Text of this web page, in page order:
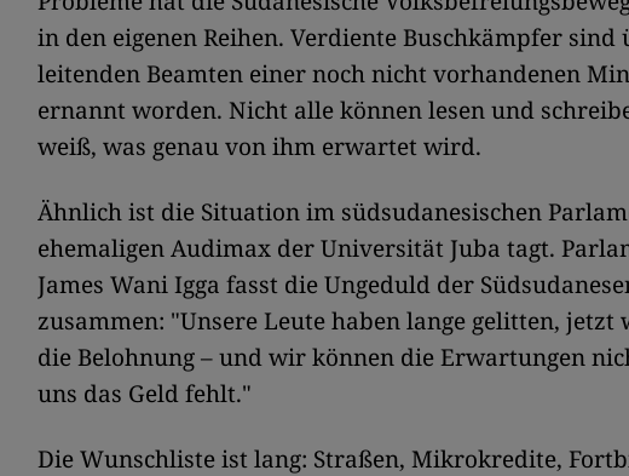
in den eigenen Reihen. Verdiente Buschkämpfer sind
leitenden Beamten einer noch nicht vorhandenen
ernannt worden. Nicht alle können lesen und
weiß, was genau von ihm erwartet wird.
Ähnlich ist die Situation im südsudanesischen
ehemaligen Audimax der Universität Juba tagt.
James Wani Igga fasst die Ungeduld der
zusammen: "Unsere Leute haben lange gelitten, jetzt
die Belohnung – und wir können die Erwartungen
uns das Geld fehlt."
Die Wunschliste ist lang: Straßen, Mikrokredite,